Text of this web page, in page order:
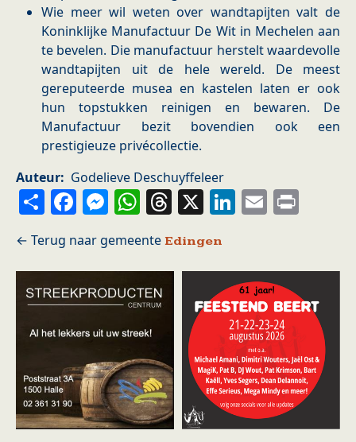
Wie meer wil weten over wandtapijten valt de
Koninklijke Manufactuur De Wit in Mechelen aan
te bevelen. Die manufactuur herstelt waardevolle
wandtapijten uit de hele wereld. De meest
gereputeerde musea en kastelen laten er ook
hun topstukken reinigen en bewaren. De
Manufactuur bezit bovendien ook een
prestigieuze privécollectie.
Auteur
Godelieve Deschuyffeleer
ShareFacebook
Messenger
WhatsApp
Threads
X LinkedIn
Email
Edingen